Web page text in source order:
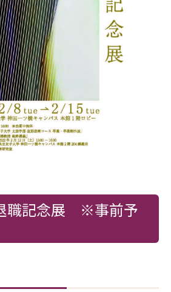
職記念展 ※事前予